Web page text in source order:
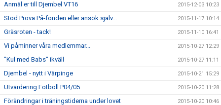
Anmäl er till Djembel VT16 2015-12-03 10:23
Stöd Prova På-fonden eller ansök själv... 2015-11-17 10:14
Gräsroten - tack! 2015-11-10 16:41
Vi påminner våra medlemmar... 2015-10-27 12:29
"Kul med Babs" ikväll 2015-10-27 11:11
Djembel - nytt i Värpinge 2015-10-21 15:29
Utvärdering Fotboll P04/05 2015-10-20 11:28
Förändringar i träningstiderna under lovet 2015-10-20 10:46